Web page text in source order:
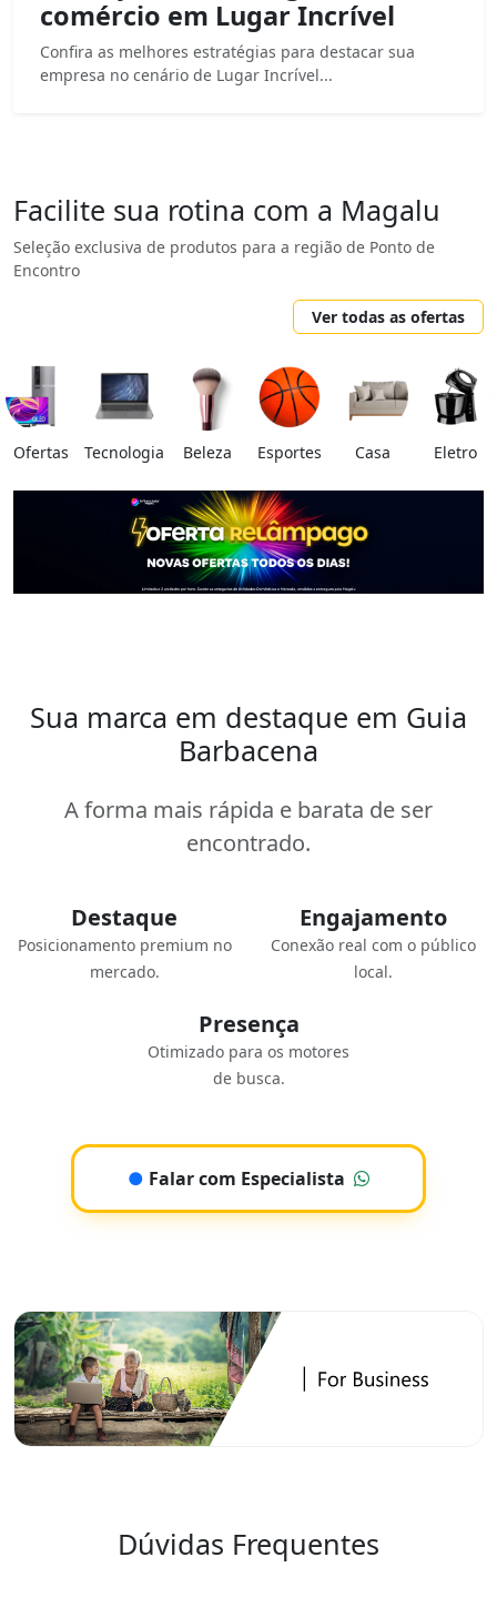
comércio em Lugar Incrível
Confira as melhores estratégias para destacar sua
empresa no cenário de Lugar Incrível...
Facilite sua rotina com a Magalu
Seleção exclusiva de produtos para a região de Ponto de
Encontro
Ver todas as ofertas
Ofertas Tecnologia Beleza Esportes Casa Eletro
Sua marca em destaque em Guia
Barbacena
A forma mais rápida e barata de ser
encontrado.
Destaque
Posicionamento premium no
mercado.
Engajamento
Conexão real com o público
local.
Presença
Otimizado para os motores
de busca.
● Falar com Especialista
Dúvidas Frequentes